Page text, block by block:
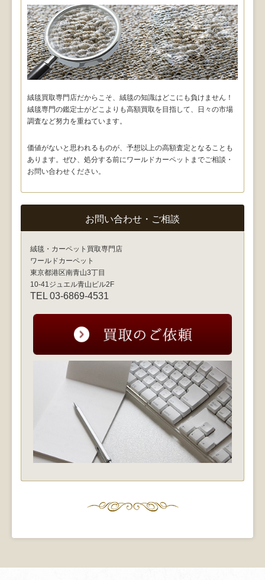
絨毯買取専門店だからこそ、絨毯の知識はどこにも負けません！
絨毯専門の鑑定士がどこよりも高額買取を目指して、日々の市場
調査など努力を重ねています。
価値がないと思われるものが、予想以上の高額査定となることも
あります。ぜひ、処分する前にワールドカーペットまでご相談・
お問い合わせください。
お問い合わせ・ご相談
絨毯・カーペット買取専門店
ワールドカーペット
東京都港区南青山3丁目
10-41ジュエル青山ビル2F
TEL 03-6869-4531